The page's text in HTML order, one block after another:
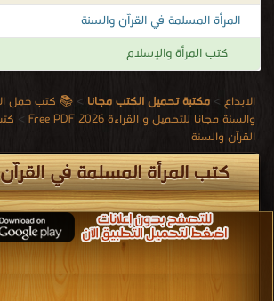
المرأة المسلمة في القرآن والسنة
كتب المرأة والإسلام
الابداع > مكتبة تحميل الكتب مجانا > 📚 كتب حمل
والسنة مجانا للتحميل و القراءة 2026 Free PDF
>
القرآن والسنة
كتب المرأة المسلمة في